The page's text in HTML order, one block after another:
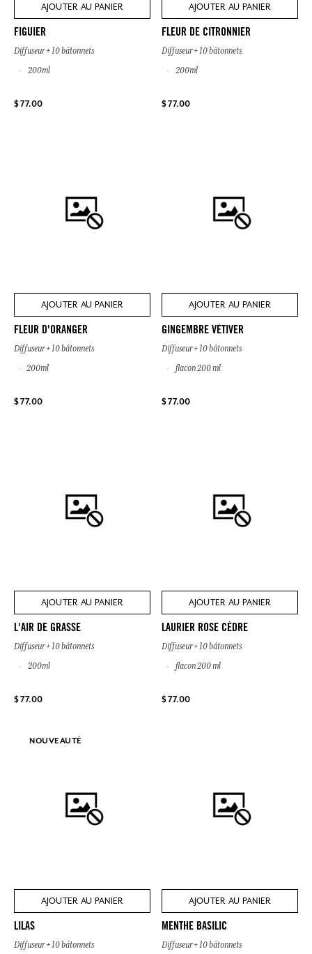
AJOUTER AU PANIER
FIGUIER
Diffuseur + 10 bâtonnets
200ml
$ 77.00
AJOUTER AU PANIER
FLEUR DE CITRONNIER
Diffuseur + 10 bâtonnets
200ml
$ 77.00
AJOUTER AU PANIER
FLEUR D'ORANGER
Diffuseur + 10 bâtonnets
200ml
$ 77.00
AJOUTER AU PANIER
GINGEMBRE VÉTIVER
Diffuseur + 10 bâtonnets
flacon 200 ml
$ 77.00
AJOUTER AU PANIER
L'AIR DE GRASSE
Diffuseur + 10 bâtonnets
200ml
$ 77.00
AJOUTER AU PANIER
LAURIER ROSE CÈDRE
Diffuseur + 10 bâtonnets
flacon 200 ml
$ 77.00
NOUVEAUTÉ
AJOUTER AU PANIER
LILAS
Diffuseur + 10 bâtonnets
AJOUTER AU PANIER
MENTHE BASILIC
Diffuseur + 10 bâtonnets